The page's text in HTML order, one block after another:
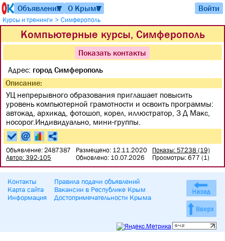
Объявления
▼ О Крыме
▼ Войти
Курсы и тренинги > Симферополь
Компьютерные курсы, Симферополь
Показать контакты
Адрес: город Симферополь
Описание:
УЦ непрерывного образования приглашает повысить
уровень компьютерной грамотности и освоить программы:
автокад, архикад, фотошоп, корел, иллюстратор, 3 Д Макс,
носорог.Индивидуально, мини-группы.
Объявление: 2487387
Автор: 392-105
Размещено: 12.11.2020
Обновлено: 10.07.2026
Показы: 57238 (19)
Просмотры: 677 (1)
Контакты
Карта сайта
Информация
Правила подачи объявлений
Вакансии в Республике Крым
Достопримечательности Крыма